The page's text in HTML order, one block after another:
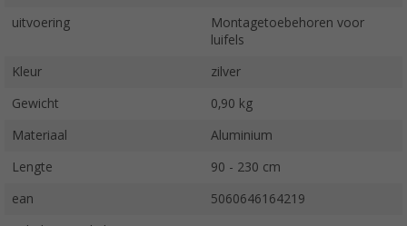
uitvoering
Montagetoebehoren voor
luifels
Kleur zilver
Gewicht 0,90 kg
Materiaal Aluminium
Lengte 90 - 230 cm
ean 5060646164219